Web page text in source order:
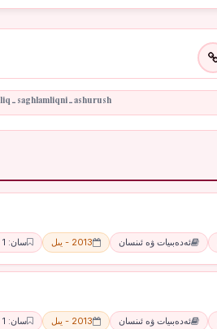
ئەدەبىيات ۋە ئىنسان 2013 - يىل سان: 1 - ئاي
ئەدەبىيات ۋە ئىنسان 2013 - يىل سان: 1 - ئاي